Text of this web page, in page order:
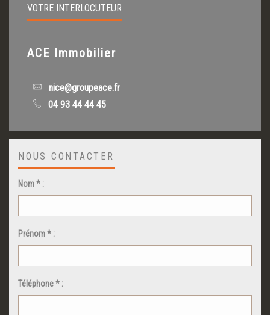
VOTRE INTERLOCUTEUR
ACE Immobilier
nice@groupeace.fr
04 93 44 44 45
NOUS CONTACTER
Nom * :
Prénom * :
Téléphone * :